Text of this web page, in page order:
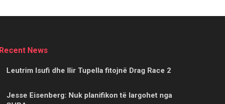
Recent News
Leutrim Isufi dhe Ilir Tupella fitojnë Drag Race 2
Jesse Eisenberg: Nuk planifikon të largohet nga